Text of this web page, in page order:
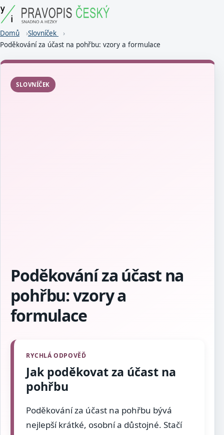
Domů
Slovníček
Poděkování za účast na pohřbu: vzory a formulace
SLOVNÍČEK
Poděkování za účast na
pohřbu: vzory a
formulace
Jak poděkovat za účast na
pohřbu
Poděkování za účast na pohřbu bývá
nejlepší krátké, osobní a důstojné. Stačí